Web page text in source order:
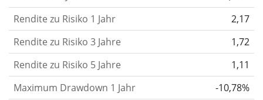
oder schwächer wurden. Weitere Informationen
findest du in unserem Artikel:
Risikomaß.
Rendite pro Risikofür Zeiträume von 1, 3 und 5
Jahren. Diese Kennzahl ist definiert als die
Rendite zu Risiko 1 Jahr
2,17
Rendite zu Risiko 3 Jahre
1,72
Rendite zu Risiko 5 Jahre
1,11
Maximum Drawdown 1 Jahr
-10,78%